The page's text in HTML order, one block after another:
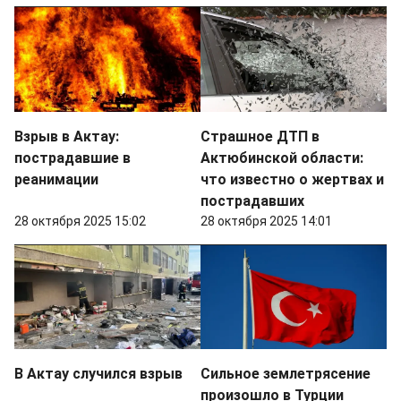
Взрыв в Актау:
пострадавшие в
реанимации
28 октября 2025 15:02
Страшное ДТП в
Актюбинской области:
что известно о жертвах и
пострадавших
28 октября 2025 14:01
В Актау случился взрыв
Сильное землетрясение
произошло в Турции